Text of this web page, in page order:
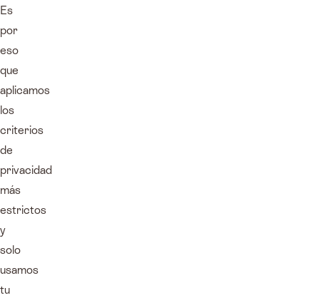
Es
por
eso
que
aplicamos
los
criterios
de
privacidad
más
estrictos
y
solo
usamos
tu